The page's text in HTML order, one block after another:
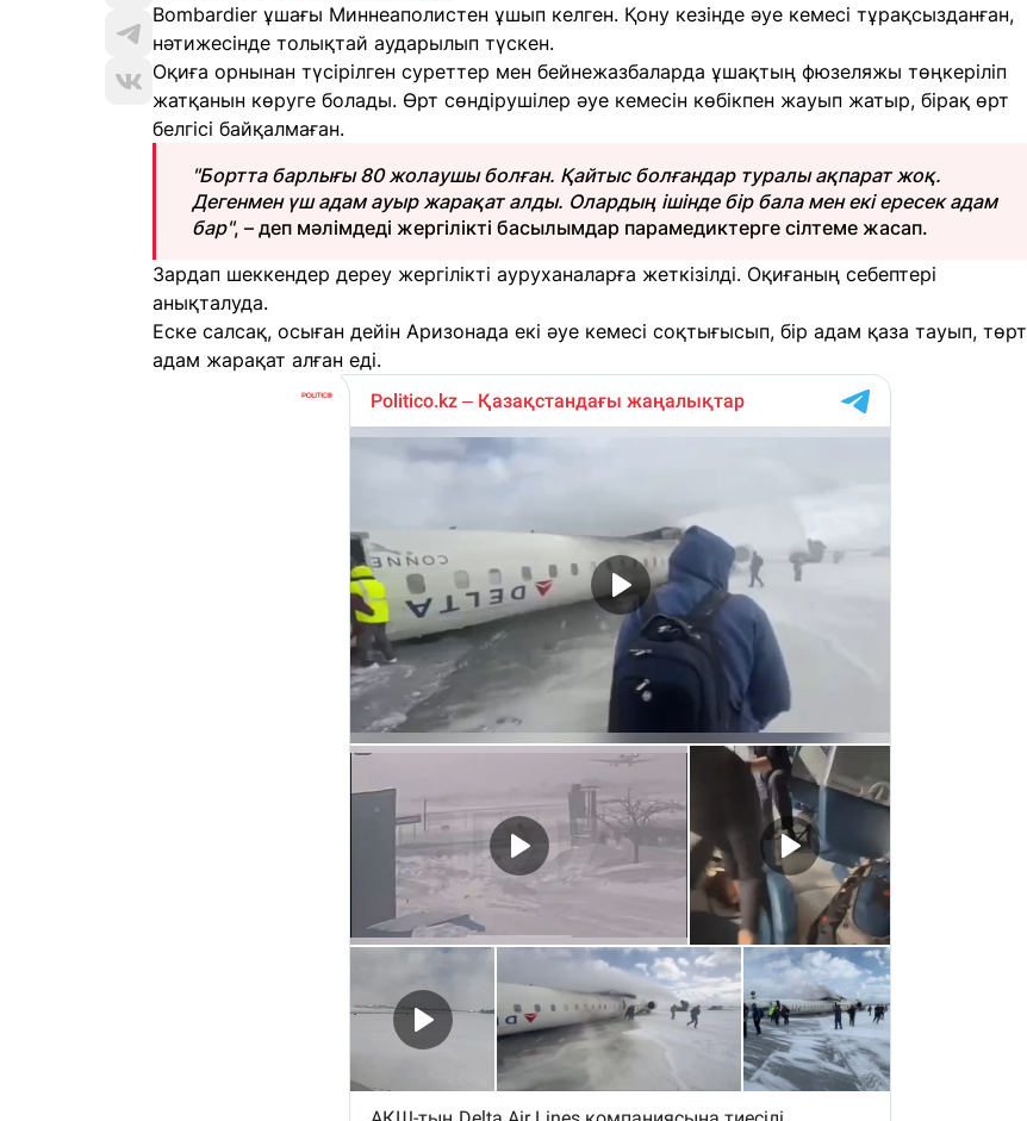
Bombardier ұшағы Миннеаполистен ұшып келген. Қону кезінде әуе кемесі тұрақсызданған,
нәтижесінде толықтай аударылып түскен.
Оқиға орнынан түсірілген суреттер мен бейнежазбаларда ұшақтың фюзеляжы төңкеріліп
жатқанын көруге болады. Өрт сөндірушілер әуе кемесін көбікпен жауып жатыр, бірақ өрт
белгісі байқалмаған.
"Бортта барлығы 80 жолаушы болған. Қайтыс болғандар туралы ақпарат жоқ.
Дегенмен үш адам ауыр жарақат алды. Олардың ішінде бір бала мен екі ересек адам
бар", – деп мәлімдеді жергілікті басылымдар парамедиктерге сілтеме жасап.
Зардап шеккендер дереу жергілікті ауруханаларға жеткізілді. Оқиғаның себептері
анықталуда.
Еске салсақ, осыған дейін Аризонада екі әуе кемесі соқтығысып, бір адам қаза тауып, төрт
адам жарақат алған еді.